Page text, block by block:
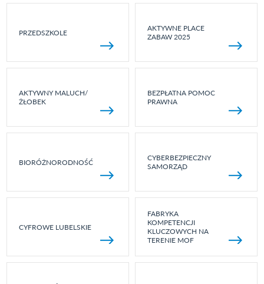
PRZEDSZKOLE
AKTYWNE PLACE
ZABAW 2025
AKTYWNY MALUCH/
ŻŁOBEK
BEZPŁATNA POMOC
PRAWNA
BIORÓŻNORODNOŚĆ
CYBERBEZPIECZNY
SAMORZĄD
CYFROWE LUBELSKIE
FABRYKA
KOMPETENCJI
KLUCZOWYCH NA
TERENIE MOF